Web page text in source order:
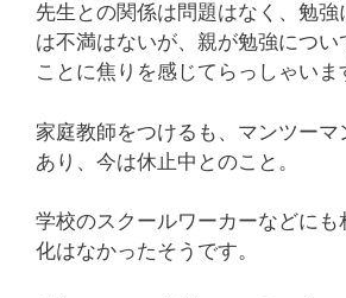
先生との関係は問題はなく、勉強
は不満はないが、親が勉強につい
ことに焦りを感じてらっしゃいま
家庭教師をつけるも、マンツー
あり、今は休止中とのこと。
学校のスクールワーカーなどにも
化はなかったそうです。